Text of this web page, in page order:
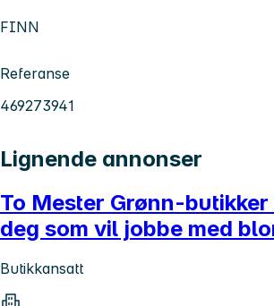
FINN
Referanse
469273941
Lignende annonser
To Mester Grønn-butikker
deg som vil jobbe med
Butikkansatt